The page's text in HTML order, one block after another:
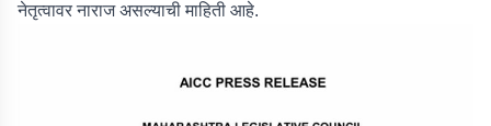
नेतृत्वावर नाराज असल्याची माहिती आहे.